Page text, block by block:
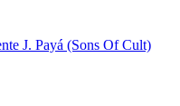
J. Payá (Sons Of Cult)